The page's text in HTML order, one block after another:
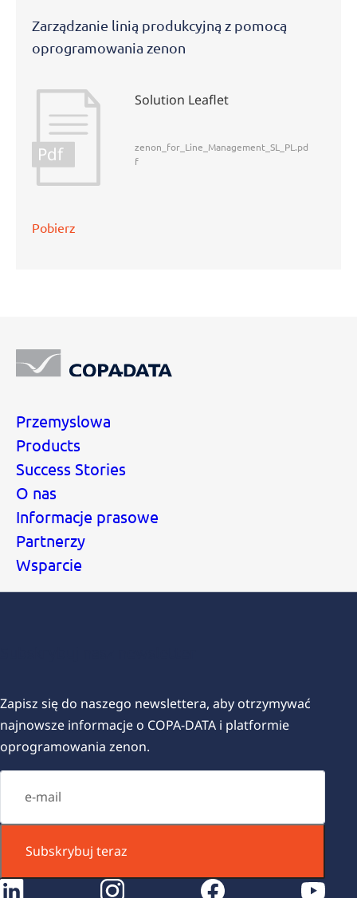
Pdf
Zarządzanie linią produkcyjną z pomocą
oprogramowania zenon
Solution Leaflet
zenon_for_Line_Management_SL_PL.pd
f
Pobierz
Przemyslowa
Products
Success Stories
O nas
Informacje prasowe
Partnerzy
Wsparcie
Zapisz się do naszego newslettera, aby otrzymywać
najnowsze informacje o COPA-DATA i platformie
oprogramowania zenon.
Subskrybuj teraz
facebook youtube